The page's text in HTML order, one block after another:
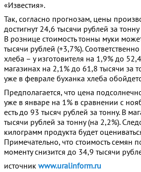
«Известия».
Так, согласно прогнозам, цены
достигнут 24,6 тысячи рублей за
В рознице стоимость тонны муки
тысячи рублей (+3,7%).
хлеба – у изготовителя на 1,9% до
магазинах на 2,1% до 61,8 тысячи за
уже в феврале буханка хлеба
Предполагается, что цена
уже в январе на 1% в сравнении с
есть до 93 тысяч рублей за тонну. В
тысячи рублей за тонну (на 2,2%).
килограмм продукта будет
Примечательно, что стоимость семян
моменту снизится до 34,9 тысячи
источник www.uralinform.ru